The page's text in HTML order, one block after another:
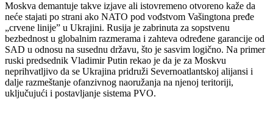
Moskva demantuje takve izjave ali istovremeno otvoreno kaže da
neće stajati po strani ako NATO pod vođstvom Vašingtona pređe
„crvene linije” u Ukrajini. Rusija je zabrinuta za sopstvenu
bezbednost u globalnim razmerama i zahteva određene garancije od
SAD u odnosu na susednu državu, što je sasvim logično. Na primer
ruski predsednik Vladimir Putin rekao je da je za Moskvu
neprihvatljivo da se Ukrajina pridruži Severnoatlantskoj alijansi i
dalje razmeštanje ofanzivnog naoružanja na njenoj teritoriji,
uključujući i postavljanje sistema PVO.